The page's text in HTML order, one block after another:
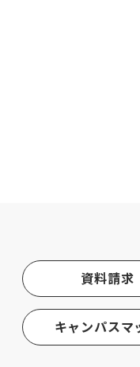
資料請求
キャンパスマ